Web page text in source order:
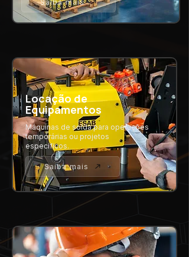
Saiba mais
Locação de
Equipamentos
Máquinas de solda para operações
temporárias ou projetos
específicos.
Saiba mais